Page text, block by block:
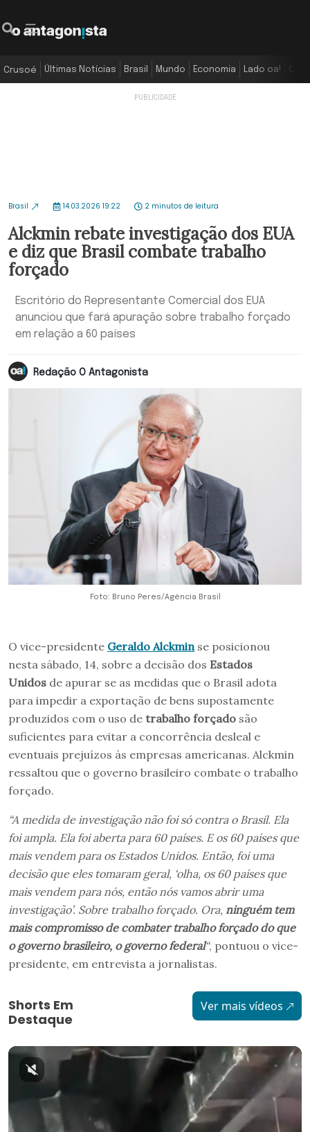
Crusoé Últimas Notícias Brasil Mundo Economia Lado oa!
Brasil 14.03.2026 19:22 2 minutos de leitura
Alckmin rebate investigação dos EUA
e diz que Brasil combate trabalho
forçado
Escritório do Representante Comercial dos EUA
anunciou que fará apuração sobre trabalho forçado
em relação a 60 países
Redação O Antagonista
Foto: Bruno Peres/Agência Brasil
O vice-presidente Geraldo Alckmin se posicionou
nesta sábado, 14, sobre a decisão dos Estados
Unidos de apurar se as medidas que o Brasil adota
para impedir a exportação de bens supostamente
produzidos com o uso de trabalho forçado são
suficientes para evitar a concorrência desleal e
eventuais prejuízos às empresas americanas. Alckmin
ressaltou que o governo brasileiro combate o trabalho
forçado.
“A medida de investigação não foi só contra o Brasil. Ela
foi ampla. Ela foi aberta para 60 países. E os 60 países que
mais vendem para os Estados Unidos. Então, foi uma
decisão que eles tomaram geral, ‘olha, os 60 países que
mais vendem para nós, então nós vamos abrir uma
investigação’. Sobre trabalho forçado. Ora, ninguém tem
mais compromisso de combater trabalho forçado do que
o governo brasileiro, o governo federal“, pontuou o vice-
presidente, em entrevista a jornalistas.
Shorts Em
Destaque
Ver mais vídeos